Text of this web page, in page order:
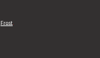
Frost.